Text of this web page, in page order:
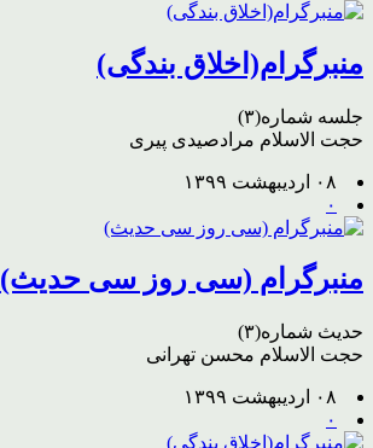
منبرگرام(اخلاق بندگی)
جلسه شماره(۳)
حجت الاسلام مرادصیدی پیری
۰۸ اردیبهشت ۱۳۹۹
۰
منبرگرام (سی روز سی حدیث)
حدیث شماره(۳)
حجت الاسلام محسن تهرانی
۰۸ اردیبهشت ۱۳۹۹
۰